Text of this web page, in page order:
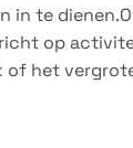
te
op
of het